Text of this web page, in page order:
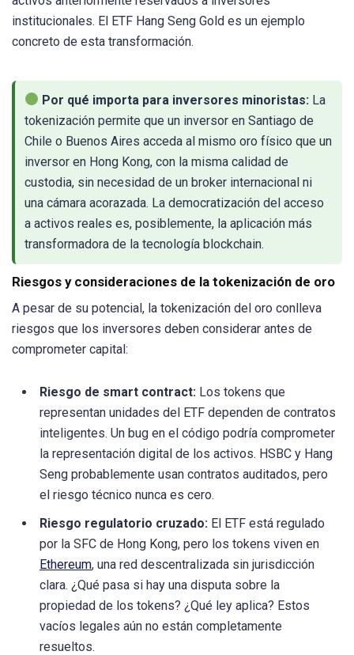
institucionales. El ETF Hang Seng Gold es un ejemplo
concreto de esta transformación.
Por qué importa para inversores minoristas: La
tokenización permite que un inversor en Santiago de
Chile o Buenos Aires acceda al mismo oro físico que un
inversor en Hong Kong, con la misma calidad de
custodia, sin necesidad de un broker internacional ni
una cámara acorazada. La democratización del acceso
a activos reales es, posiblemente, la aplicación más
transformadora de la tecnología blockchain.
Riesgos y consideraciones de la tokenización de oro
A pesar de su potencial, la tokenización del oro conlleva
riesgos que los inversores deben considerar antes de
comprometer capital:
Riesgo de smart contract: Los tokens que
representan unidades del ETF dependen de contratos
inteligentes. Un bug en el código podría comprometer
la representación digital de los activos. HSBC y Hang
Seng probablemente usan contratos auditados, pero
el riesgo técnico nunca es cero.
Riesgo regulatorio cruzado: El ETF está regulado
por la SFC de Hong Kong, pero los tokens viven en
Ethereum, una red descentralizada sin jurisdicción
clara. ¿Qué pasa si hay una disputa sobre la
propiedad de los tokens? ¿Qué ley aplica? Estos
vacíos legales aún no están completamente
resueltos.